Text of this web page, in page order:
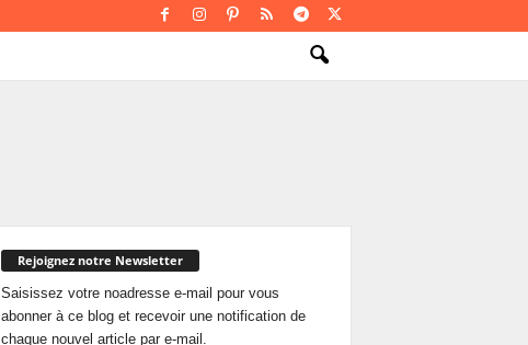
Rejoignez notre Newsletter
Saisissez votre noadresse e-mail pour vous
abonner à ce blog et recevoir une notification de
chaque nouvel article par e-mail.